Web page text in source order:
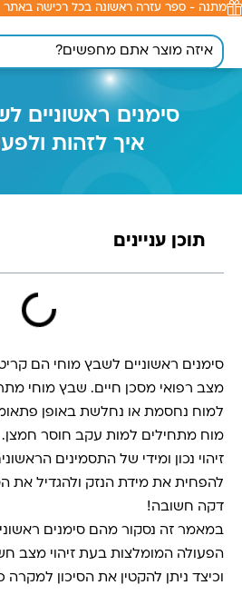
לתוכן
מתנה - ספר עזרה ראשונה בכל רכישה באתר
סימנים ראשוניים
איך לזהות
תוכן עניינים
סימנים ראשוניים לשבץ מוחי הם
מצב רפואי מסכן חיים. שבץ מוחי
למוח נחסמת או נחלשת באופן
מוח מתחילים למות עקב חוסר חמצן.
זיהוי נכון ומידי של התסמינים
להפחית את מידת הנזק ולהגדיל את
דקה חשובה!
במאמר זה נסקור מהם סימנים
הפעולה המומלצות בעת זיהוי מצב
וכיצד ניתן להקטין את הסיכון למקרה